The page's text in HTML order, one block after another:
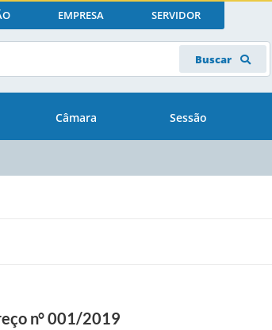
EMPRESA SERVIDOR
Buscar
Câmara Sessão
n° 001/2019